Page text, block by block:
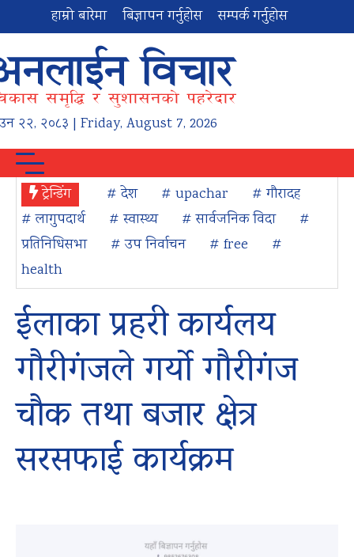
हाम्रो बारेमा बिज्ञापन गर्नुहोस सम्पर्क गर्नुहोस
२२, २०८३ | Friday, August 7, 2026
ट्रेन्डिंग # देश # upachar
# गौरादह
# लागुपदार्थ
# स्वास्थ्य # सार्वजनिक विदा
#
प्रतिनिधिसभा
# उप निर्वाचन # free
#
health
ईलाका प्रहरी कार्यलय
गौरीगंजले गर्यो गौरीगंज
चौक तथा बजार क्षेत्र
सरसफाई कार्यक्रम